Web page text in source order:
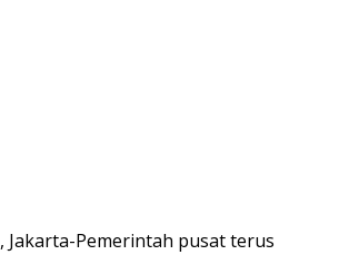
, Jakarta-Pemerintah pusat terus